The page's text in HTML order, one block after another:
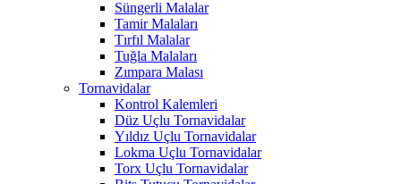
Süngerli Malalar
Tamir Malaları
Tırfıl Malalar
Tuğla Malaları
Zımpara Malası
Tornavidalar
Kontrol Kalemleri
Düz Uçlu Tornavidalar
Yıldız Uçlu Tornavidalar
Lokma Uçlu Tornavidalar
Torx Uçlu Tornavidalar